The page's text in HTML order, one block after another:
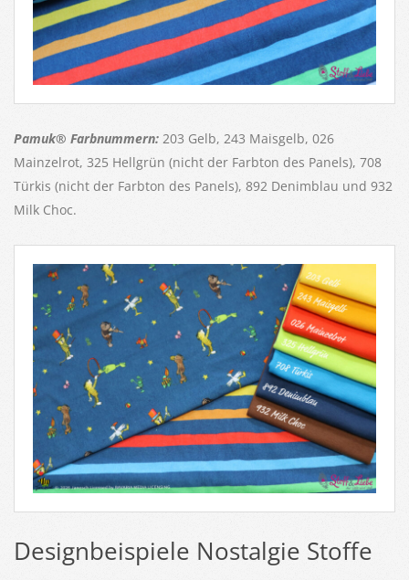
Pamuk® Farbnummern: 203 Gelb, 243 Maisgelb, 026
Mainzelrot, 325 Hellgrün (nicht der Farbton des Panels), 708
Türkis (nicht der Farbton des Panels), 892 Denimblau und 932
Milk Choc.
Designbeispiele Nostalgie Stoffe